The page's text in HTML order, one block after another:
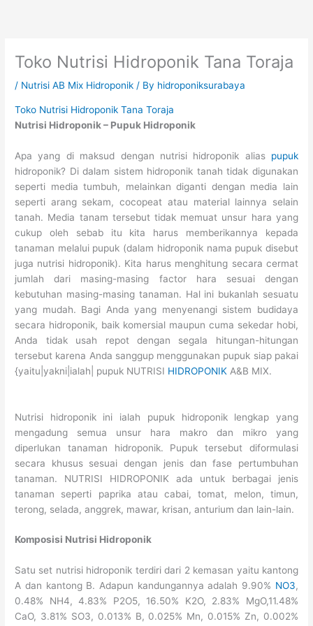
Toko Nutrisi Hidroponik Tana Toraja
/ Nutrisi AB Mix Hidroponik / By hidroponiksurabaya
Toko Nutrisi Hidroponik Tana Toraja
Nutrisi Hidroponik – Pupuk Hidroponik
Apa yang di maksud dengan nutrisi hidroponik alias pupuk
hidroponik? Di dalam sistem hidroponik tanah tidak digunakan
seperti media tumbuh, melainkan diganti dengan media lain
seperti arang sekam, cocopeat atau material lainnya selain
tanah. Media tanam tersebut tidak memuat unsur hara yang
cukup oleh sebab itu kita harus memberikannya kepada
tanaman melalui pupuk (dalam hidroponik nama pupuk disebut
juga nutrisi hidroponik). Kita harus menghitung secara cermat
jumlah dari masing-masing factor hara sesuai dengan
kebutuhan masing-masing tanaman. Hal ini bukanlah sesuatu
yang mudah. Bagi Anda yang menyenangi sistem budidaya
secara hidroponik, baik komersial maupun cuma sekedar hobi,
Anda tidak usah repot dengan segala hitungan-hitungan
tersebut karena Anda sanggup menggunakan pupuk siap pakai
{yaitu|yakni|ialah| pupuk NUTRISI HIDROPONIK A&B MIX.
Nutrisi hidroponik ini ialah pupuk hidroponik lengkap yang
mengadung semua unsur hara makro dan mikro yang
diperlukan tanaman hidroponik. Pupuk tersebut diformulasi
secara khusus sesuai dengan jenis dan fase pertumbuhan
tanaman. NUTRISI HIDROPONIK ada untuk berbagai jenis
tanaman seperti paprika atau cabai, tomat, melon, timun,
terong, selada, anggrek, mawar, krisan, anturium dan lain-lain.
Komposisi Nutrisi Hidroponik
Satu set nutrisi hidroponik terdiri dari 2 kemasan yaitu kantong
A dan kantong B. Adapun kandungannya adalah 9.90% NO3,
0.48% NH4, 4.83% P2O5, 16.50% K2O, 2.83% MgO,11.48%
CaO, 3.81% SO3, 0.013% B, 0.025% Mn, 0.015% Zn, 0.002%